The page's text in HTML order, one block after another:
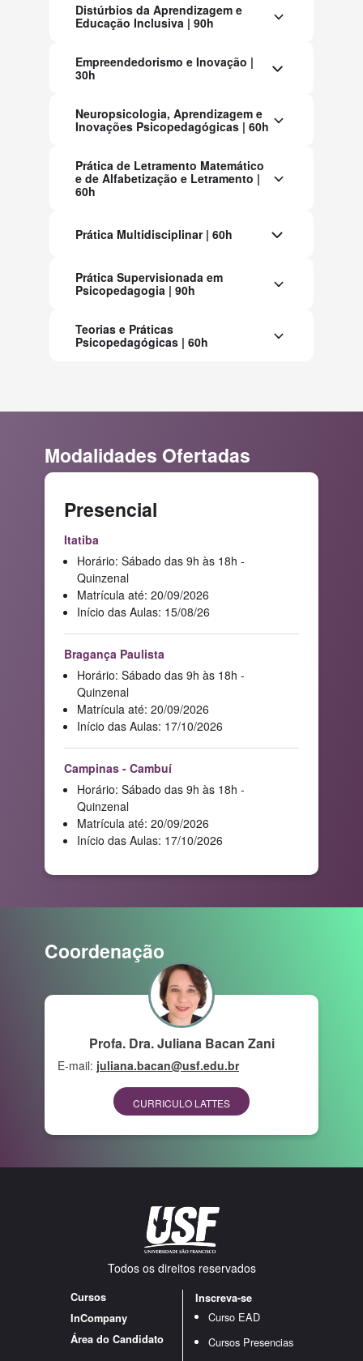
Distúrbios da Aprendizagem e
Educação Inclusiva | 90h
Empreendedorismo e Inovação |
30h
Neuropsicologia, Aprendizagem e
Inovações Psicopedagógicas | 60h
Prática de Letramento Matemático
e de Alfabetização e Letramento |
60h
Prática Multidisciplinar | 60h
Prática Supervisionada em
Psicopedagogia | 90h
Teorias e Práticas
Psicopedagógicas | 60h
Modalidades Ofertadas
Presencial
Itatiba
Horário: Sábado das 9h às 18h -
Quinzenal
Matrícula até: 20/09/2026
Início das Aulas: 15/08/26
Bragança Paulista
Horário: Sábado das 9h às 18h -
Quinzenal
Matrícula até: 20/09/2026
Início das Aulas: 17/10/2026
Campinas - Cambuí
Horário: Sábado das 9h às 18h -
Quinzenal
Matrícula até: 20/09/2026
Início das Aulas: 17/10/2026
Coordenação
Profa. Dra. Juliana Bacan Zani
E-mail: juliana.bacan@usf.edu.br
CURRICULO LATTES
Todos os direitos reservados
Cursos
InCompany
Área do Candidato
Inscreva-se
Curso EAD
Cursos Presencias